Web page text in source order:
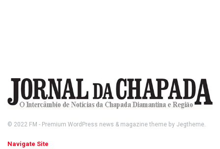
© 2022 FM - Premium WordPress news & magazine theme by Jegtheme.
Navigate Site